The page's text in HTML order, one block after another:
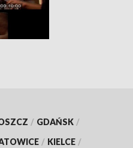
/ GDAŃSK /
/ KIELCE /